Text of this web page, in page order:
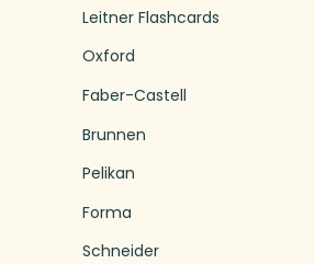
Leitner Flashcards
Oxford
Faber-Castell
Brunnen
Pelikan
Forma
Schneider